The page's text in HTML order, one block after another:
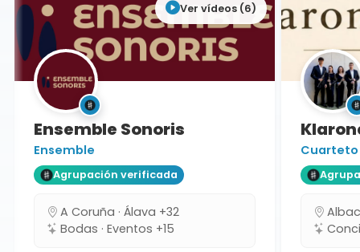
Ver vídeos (6)
Ensemble Sonoris
Ensemble
Agrupación verificada
A Coruña · Álava +32
Bodas · Eventos +15
Cuarteto